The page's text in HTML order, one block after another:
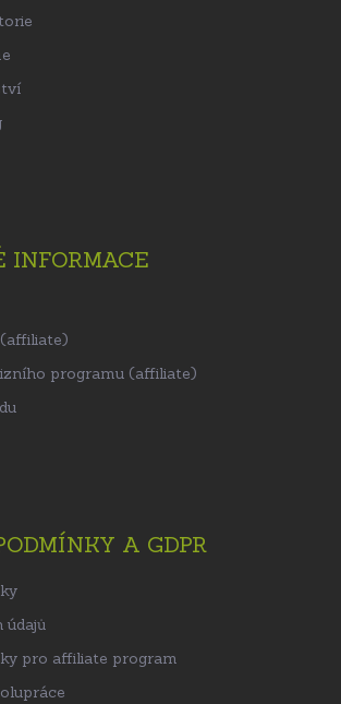
INFORMACE
programu (affiliate)
A GDPR
údajů
pro affiliate program